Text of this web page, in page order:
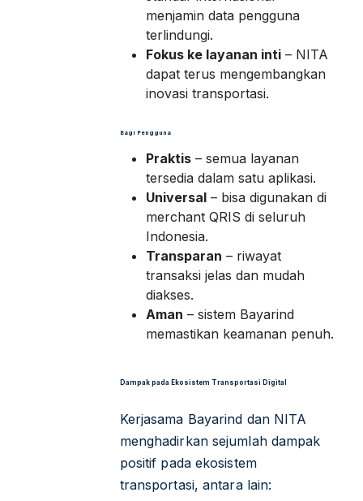
menjamin data pengguna
terlindungi.
Fokus ke layanan inti– NITA
dapat terus mengembangkan
inovasi transportasi.
Bagi Pengguna
Praktis– semua layanan
tersedia dalam satu aplikasi.
Universal– bisa digunakan di
merchant QRIS di seluruh
Indonesia.
Transparan – riwayat
transaksi jelas dan mudah
diakses.
Aman – sistem Bayarind
memastikan keamanan penuh.
Dampak pada Ekosistem Transportasi Digital
Kerjasama Bayarind dan NITA
menghadirkan sejumlah dampak
positif pada ekosistem
transportasi, antara lain: